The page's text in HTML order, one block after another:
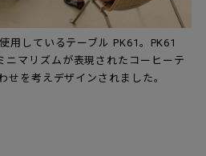
用しているテーブル PK61。PK61
ニマリズムが表現されたコーヒーテ
せを考えデザインされました。